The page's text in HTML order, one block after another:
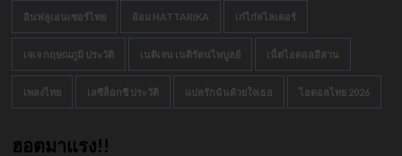
อินฟลูเอนเซอร์ไทย อ้อม NATTARIKA เก๋ไก๋สไลเดอร์
เจเจ กฤษณภูมิ ประวัติ เนติเจน เนติรัตนไพบูลย์ เน็ตไอดอลอีสาน
เพลงไทย เลซีล็อกซี ประวัติ แปลรักฉันด้วยใจเธอ ไอดอลไทย 2026
ฮอตมาแรง!!